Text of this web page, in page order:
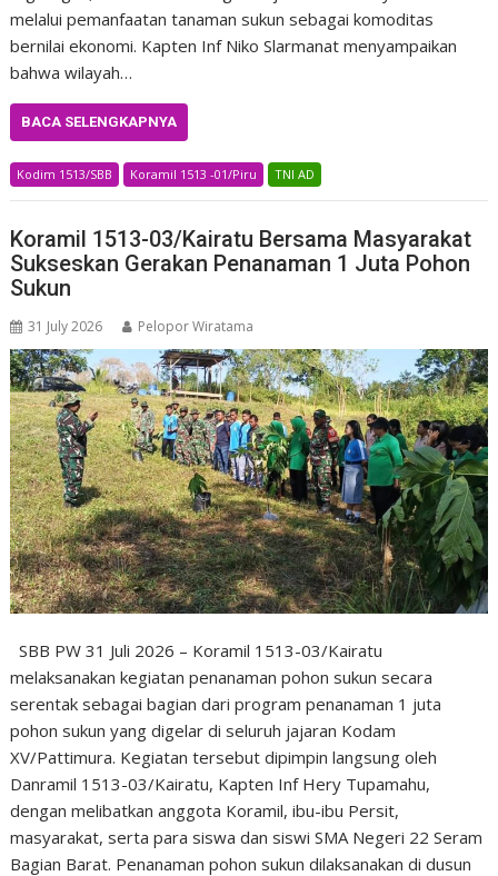
melalui pemanfaatan tanaman sukun sebagai komoditas
bernilai ekonomi. Kapten Inf Niko Slarmanat menyampaikan
bahwa wilayah…
BACA SELENGKAPNYA
Kodim 1513/SBB Koramil 1513 -01/Piru TNI AD
Koramil 1513-03/Kairatu Bersama Masyarakat
Sukseskan Gerakan Penanaman 1 Juta Pohon
Sukun
31 July 2026 Pelopor Wiratama
SBB PW 31 Juli 2026 – Koramil 1513-03/Kairatu
melaksanakan kegiatan penanaman pohon sukun secara
serentak sebagai bagian dari program penanaman 1 juta
pohon sukun yang digelar di seluruh jajaran Kodam
XV/Pattimura. Kegiatan tersebut dipimpin langsung oleh
Danramil 1513-03/Kairatu, Kapten Inf Hery Tupamahu,
dengan melibatkan anggota Koramil, ibu-ibu Persit,
masyarakat, serta para siswa dan siswi SMA Negeri 22 Seram
Bagian Barat. Penanaman pohon sukun dilaksanakan di dusun